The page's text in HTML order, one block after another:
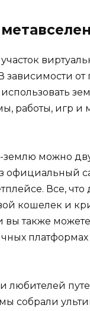
зависимости от
работы, игр и
землю можно
официальный
Все, что
кошелек и
также
любителей
собрали